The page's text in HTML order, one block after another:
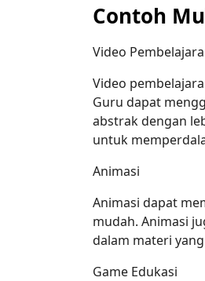
Contoh
Video
Video
Guru dapat
abstrak dengan
untuk
Animasi
Animasi dapat
mudah. Animasi
dalam materi
Game Edukasi